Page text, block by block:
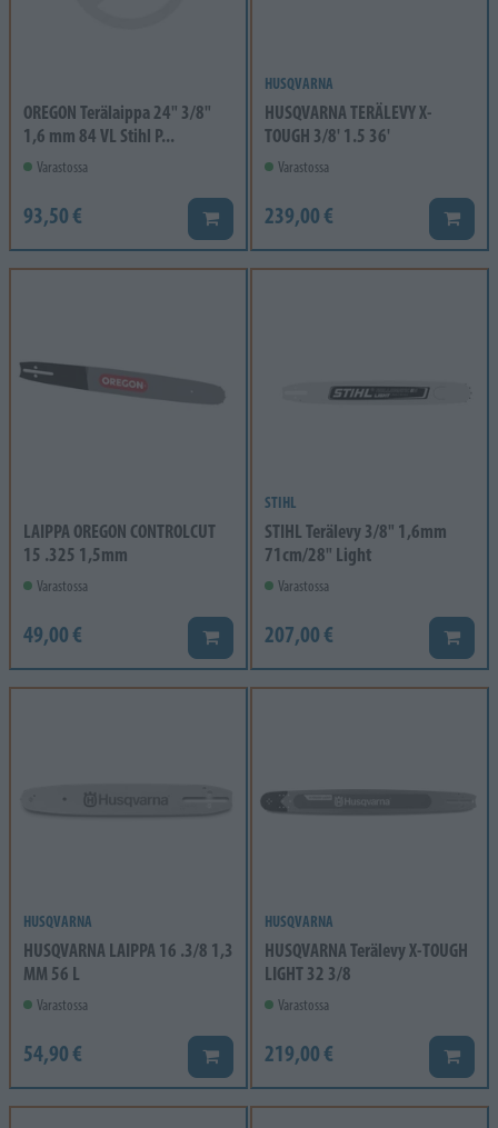
OREGON Terälaippa 24" 3/8"
1,6 mm 84 VL Stihl P...
Varastossa
93,50 € Lisää koriin
HUSQVARNA
HUSQVARNA TERÄLEVY X-
TOUGH 3/8' 1.5 36'
Varastossa
239,00 € Lisää
LAIPPA OREGON CONTROLCUT
15 .325 1,5mm
Varastossa
49,00 € Lisää koriin
STIHL
STIHL Terälevy 3/8" 1,6mm
71cm/28" Light
Varastossa
207,00 € Lisää
HUSQVARNA
HUSQVARNA LAIPPA 16 .3/8 1,3
MM 56 L
Varastossa
54,90 € Lisää koriin
HUSQVARNA
HUSQVARNA Terälevy X-TOUGH
LIGHT 32 3/8
Varastossa
219,00 € Lisää